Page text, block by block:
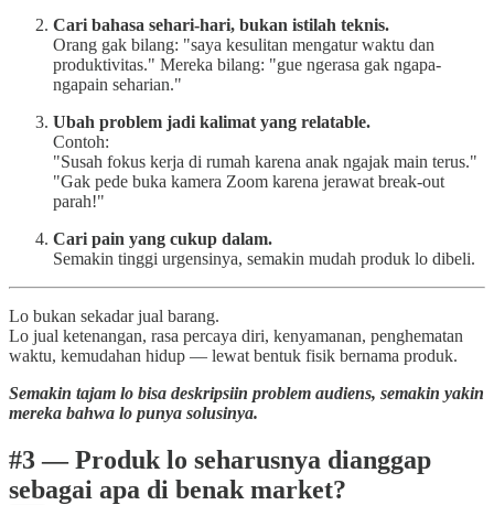
Cari bahasa sehari-hari, bukan istilah teknis.
Orang gak bilang: "saya kesulitan mengatur waktu dan
produktivitas." Mereka bilang: "gue ngerasa gak ngapa-
ngapain seharian."
Ubah problem jadi kalimat yang relatable.
Contoh:
"Susah fokus kerja di rumah karena anak ngajak main terus."
"Gak pede buka kamera Zoom karena jerawat break-out
parah!"
Cari pain yang cukup dalam.
Semakin tinggi urgensinya, semakin mudah produk lo dibeli.
Lo bukan sekadar jual barang.
Lo jual ketenangan, rasa percaya diri, kenyamanan, penghematan
waktu, kemudahan hidup — lewat bentuk fisik bernama produk.
Semakin tajam lo bisa deskripsiin problem audiens, semakin yakin
mereka bahwa lo punya solusinya.
#3 — Produk lo seharusnya dianggap
sebagai apa di benak market?